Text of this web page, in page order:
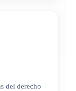
del derecho